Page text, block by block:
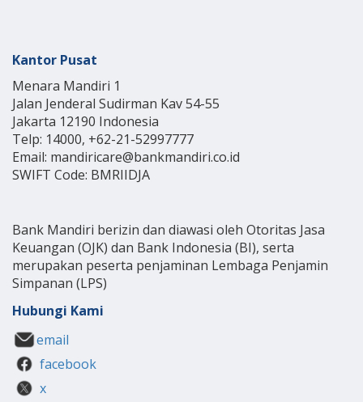
Kantor Pusat
Menara Mandiri 1
Jalan Jenderal Sudirman Kav 54-55
Jakarta 12190 Indonesia
Telp: 14000, +62-21-52997777
Email: mandiricare@bankmandiri.co.id
SWIFT Code: BMRIIDJA
Bank Mandiri berizin dan diawasi oleh Otoritas Jasa
Keuangan (OJK) dan Bank Indonesia (BI), serta
merupakan peserta penjaminan Lembaga Penjamin
Simpanan (LPS)
Hubungi Kami
email
facebook
x